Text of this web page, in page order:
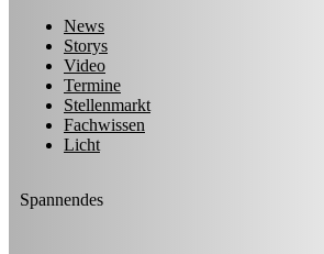
News
Storys
Video
Termine
Stellenmarkt
Fachwissen
Licht
Spannendes